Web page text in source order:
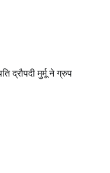
द्रौपदी मुर्मू ने ग्रुप